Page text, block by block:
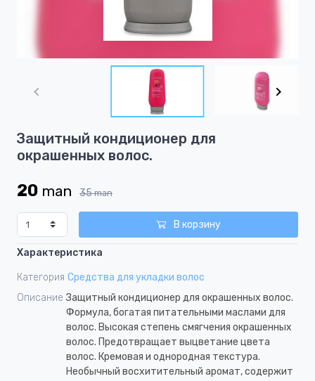
1
of
Защитный кондиционер для
окрашенных волос.
20 man 35man
В корзину
Характеристика
Категория Средства для укладки волос
Описание Защитный кондиционер для окрашенных волос.
Формула, богатая питательными маслами для
волос. Высокая степень смягчения окрашенных
волос. Предотвращает выцветание цвета
волос. Кремовая и однородная текстура.
Необычный восхитительный аромат, содержит